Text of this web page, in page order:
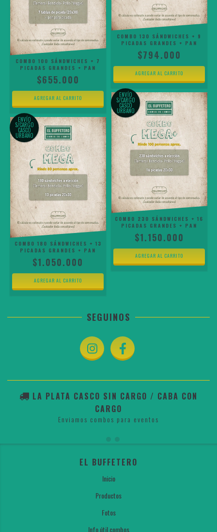
COMBO 100 SÁNDWICHES + 7
PICADAS GRANDES + PAN
$655.000
COMBO 130 SÁNDWICHES + 9
PICADAS GRANDES + PAN
$794.000
ENVÍO
S/CARGO
CASCO
URBANO
COMBO 180 SÁNDWICHES + 13
PICADAS GRANDES + PAN
$1.050.000
ENVÍO
S/CARGO
CASCO
URBANO
COMBO 230 SÁNDWICHES + 16
PICADAS GRANDES + PAN
$1.150.000
SEGUINOS
LA PLATA CASCO SIN CARGO / CABA CON
CARGO
Enviamos combos para eventos
EL BUFFETERO
Inicio
Productos
Fotos
Info útil combos